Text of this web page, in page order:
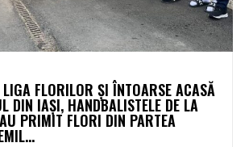
FLORILOR ȘI ÎNTOARSE ACASĂ
DIN IAȘI, HANDBALISTELE DE LA
PRIMIT FLORI DIN PARTEA